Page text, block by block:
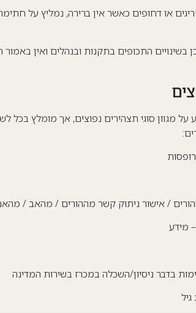
או דחופים כאשר אין ברירה, נמליץ על
התכופים בתקנות ובנהלים ואין
על מגוון סוגי תצהירים נפוצים, אך מומלץ
/ אישור ניתוק קשר מההורים / מהאב /
מידע
בדבר ניסיון/השכלה במכרז בשירות המדינה